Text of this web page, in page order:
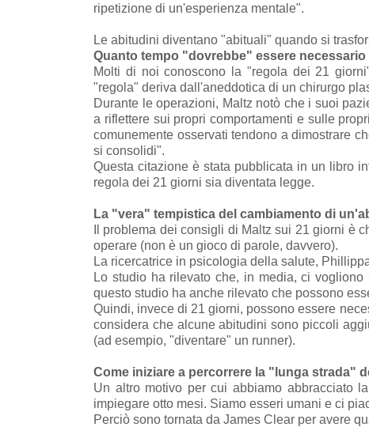
ripetizione di un'esperienza mentale".
Le abitudini diventano "abituali" quando si
Quanto tempo "dovrebbe" essere
Molti di noi conoscono la "regola dei 21
"regola" deriva dall'aneddotica di un chirurgo
Durante le operazioni, Maltz notò che i suoi
a riflettere sui propri comportamenti e sulle
comunemente osservati tendono a dimostrare
si consolidi".
Questa citazione è stata pubblicata in un libro
regola dei 21 giorni sia diventata legge.
La "vera" tempistica del cambiamento di
Il problema dei consigli di Maltz sui 21 giorni è
operare (non è un gioco di parole, davvero).
La ricercatrice in psicologia della salute,
Lo studio ha rilevato che, in media, ci
questo studio ha anche rilevato che possono
Quindi, invece di 21 giorni, possono essere
considera che alcune abitudini sono piccoli
(ad esempio, "diventare" un runner).
Come iniziare a percorrere la "lunga strada"
Un altro motivo per cui abbiamo abbracciato
impiegare otto mesi. Siamo esseri umani e ci
Perciò sono tornata da James Clear per avere